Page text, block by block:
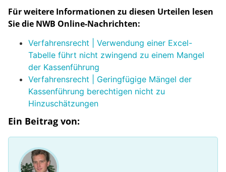
Für weitere Informationen zu diesen Urteilen lesen
Sie die NWB Online-Nachrichten:
Verfahrensrecht | Verwendung einer Excel-
Tabelle führt nicht zwingend zu einem Mangel
der Kassenführung
Verfahrensrecht | Geringfügige Mängel der
Kassenführung berechtigen nicht zu
Hinzuschätzungen
Ein Beitrag von: